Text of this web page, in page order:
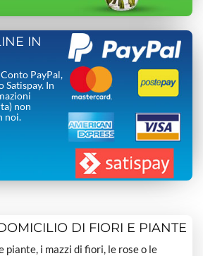
IN
PayPal,
Satispay. In
non
noi.
DI FIORI E PIANTE
piante, i mazzi di fiori, le rose o le